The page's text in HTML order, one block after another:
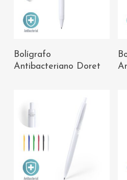
AÑADIR AL
CARRITO
Bolígrafo
Antibacteriano Doret